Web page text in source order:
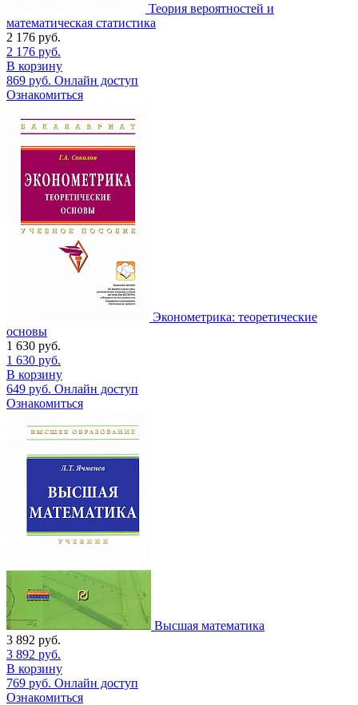
Теория вероятностей и
математическая статистика
2 176 руб.
2 176 руб.
В корзину
869 руб. Онлайн доступ
Ознакомиться
Эконометрика: теоретические
основы
1 630 руб.
1 630 руб.
В корзину
649 руб. Онлайн доступ
Ознакомиться
Высшая математика
3 892 руб.
3 892 руб.
В корзину
769 руб. Онлайн доступ
Ознакомиться